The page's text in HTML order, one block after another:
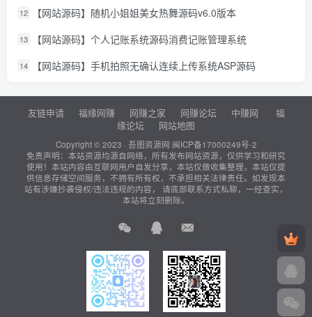
12 【网站源码】随机小姐姐美女热舞源码v6.0版本
13 【网站源码】个人记账系统源码消费记账管理系统
14 【网站源码】手机拍照无确认连续上传系统ASP源码
友链申请 福缘网赚 网赚之家 网赚论坛 中赚网
福
缘论坛
网站地图
Copyright © 2023 · 吾图资源网 闽ICP备17000249号-2
免责声明：本站资源均源自网络，所有发布网站资源，仅供学习和研究
使用！本站内容由互联网用户自发分享，本站仅做收集整理，本站仅提
供信息存储空间服务，不拥有所有权，不承担相关法律责任。如发现本
站有涉嫌抄袭侵权/违法违规的内容， 请底部联系方式私聊，一经查实，
本站将立刻删除。